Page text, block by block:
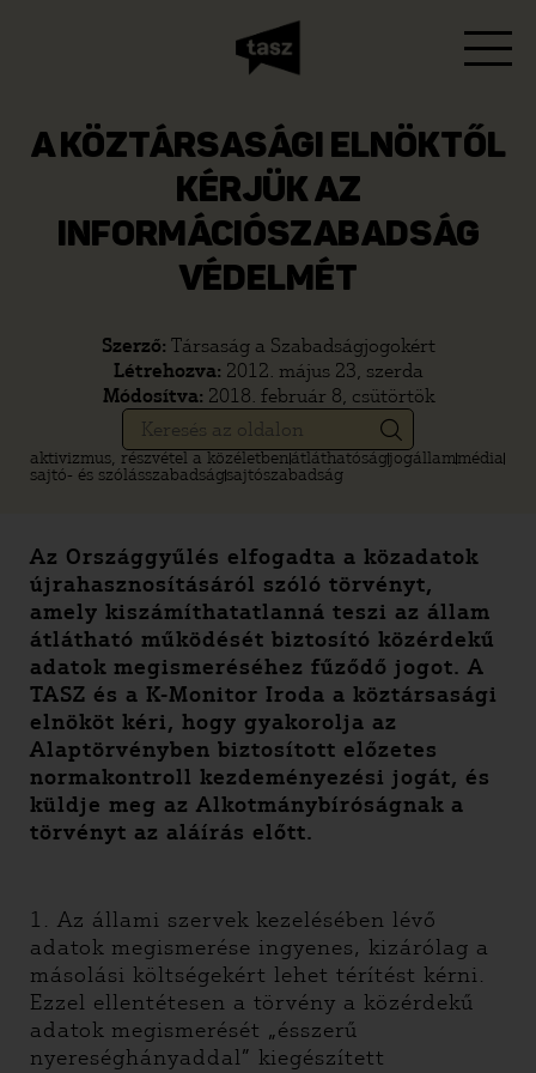
A KÖZTÁRSASÁGI ELNÖKTŐL
KÉRJÜK AZ
INFORMÁCIÓSZABADSÁG
VÉDELMÉT
Szerző: Társaság a Szabadságjogokért
Létrehozva: 2012. május 23, szerda
Módosítva: 2018. február 8, csütörtök
aktivizmus, részvétel a közéletbenátláthatóságjogállammédia
sajtó- és szólásszabadságsajtószabadság
Az Országgyűlés elfogadta a közadatok
újrahasznosításáról szóló törvényt,
amely kiszámíthatatlanná teszi az állam
átlátható működését biztosító közérdekű
adatok megismeréséhez fűződő jogot. A
TASZ és a K-Monitor Iroda a köztársasági
elnököt kéri, hogy gyakorolja az
Alaptörvényben biztosított előzetes
normakontroll kezdeményezési jogát, és
küldje meg az Alkotmánybíróságnak a
törvényt az aláírás előtt.
1. Az állami szervek kezelésében lévő
adatok megismerése ingyenes, kizárólag a
másolási költségekért lehet térítést kérni.
Ezzel ellentétesen a törvény a közérdekű
adatok megismerését „ésszerű
nyereséghányaddal” kiegészített